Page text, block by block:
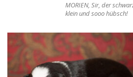
MORIEN, Sir, der
klein und sooo hübsch!